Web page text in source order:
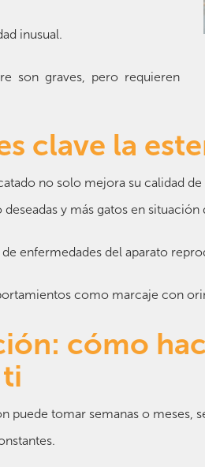
inusual.
son graves, pero requieren
clave la
no solo mejora su calidad
deseadas y más gatos en situación
enfermedades del aparato
como marcaje con
cómo
puede tomar semanas o meses,